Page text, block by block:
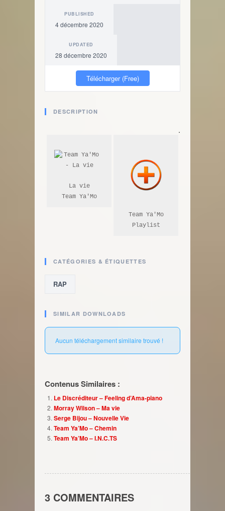
PUBLISHED
4 décembre 2020
UPDATED
28 décembre 2020
Télécharger (Free)
DESCRIPTION
La vie
Team Ya'Mo
Team Ya'Mo
Playlist
.
CATÉGORIES & ÉTIQUETTES
RAP
SIMILAR DOWNLOADS
Aucun téléchargement similaire trouvé !
Contenus Similaires :
Le Discréditeur – Feeling d’Ama-piano
Morray Wilson – Ma vie
Serge Bijou – Nouvelle Vie
Team Ya’Mo – Chemin
Team Ya’Mo – I.N.C.TS
3 COMMENTAIRES